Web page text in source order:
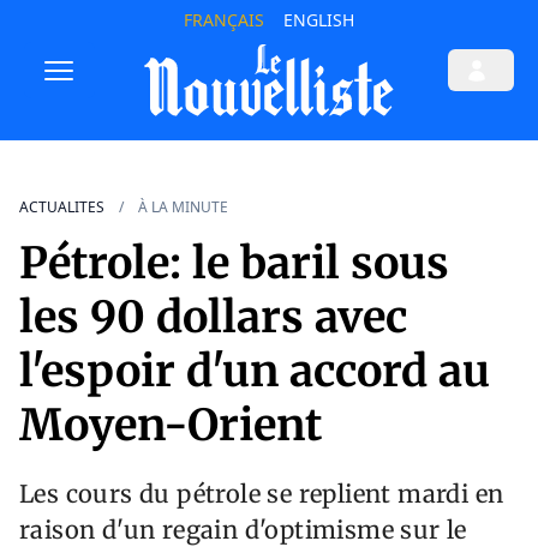
FRANÇAIS ENGLISH
ACTUALITES À LA MINUTE
Pétrole: le baril sous
les 90 dollars avec
l'espoir d'un accord au
Moyen-Orient
Les cours du pétrole se replient mardi en
raison d'un regain d'optimisme sur le